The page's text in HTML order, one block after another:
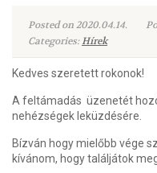
Posted on 2020.04.14.
Categories:Hírek
Kedves szeretett rokonok!
A feltámadás üzenetét
nehézségek leküzdésére.
Bízván hogy mielőbb vége
kívánom, hogy találjátok